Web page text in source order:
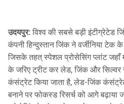
उदयपुर: विश्व की सबसे बड़ी इंटीग्रेटेड
कंपनी हिन्दुस्तान जिंक ने वर्जीनिया टेक
जिसके तहत् स्पेशल प्रोसेसिंग प्लांट जहाँ
के जरिए ट्रीट कर लेड, जिंक और
कंसंट्रेट किया जाता है, लेड-जिंक
बनाने पर फोकस्ड रिसर्च को आगे